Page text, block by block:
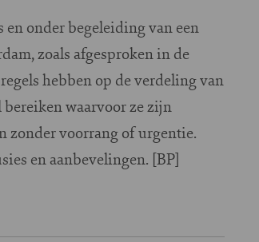
en onder begeleiding van een
zoals afgesproken in de
hebben op de verdeling van
waarvoor ze zijn
zonder voorrang of urgentie.
en aanbevelingen. [BP]